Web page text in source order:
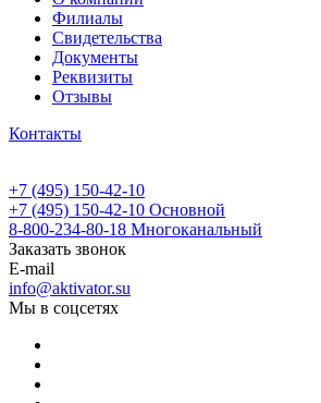
Филиалы
Свидетельства
Документы
Реквизиты
Отзывы
Контакты
+7 (495) 150-42-10
+7 (495) 150-42-10 Основной
8-800-234-80-18 Многоканальный
Заказать звонок
E-mail
info@aktivator.su
Мы в соцсетях